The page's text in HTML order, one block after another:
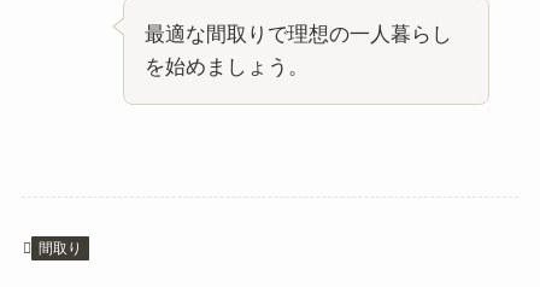
最適な間取りで理想の一人暮らし
を始めましょう。
間取り